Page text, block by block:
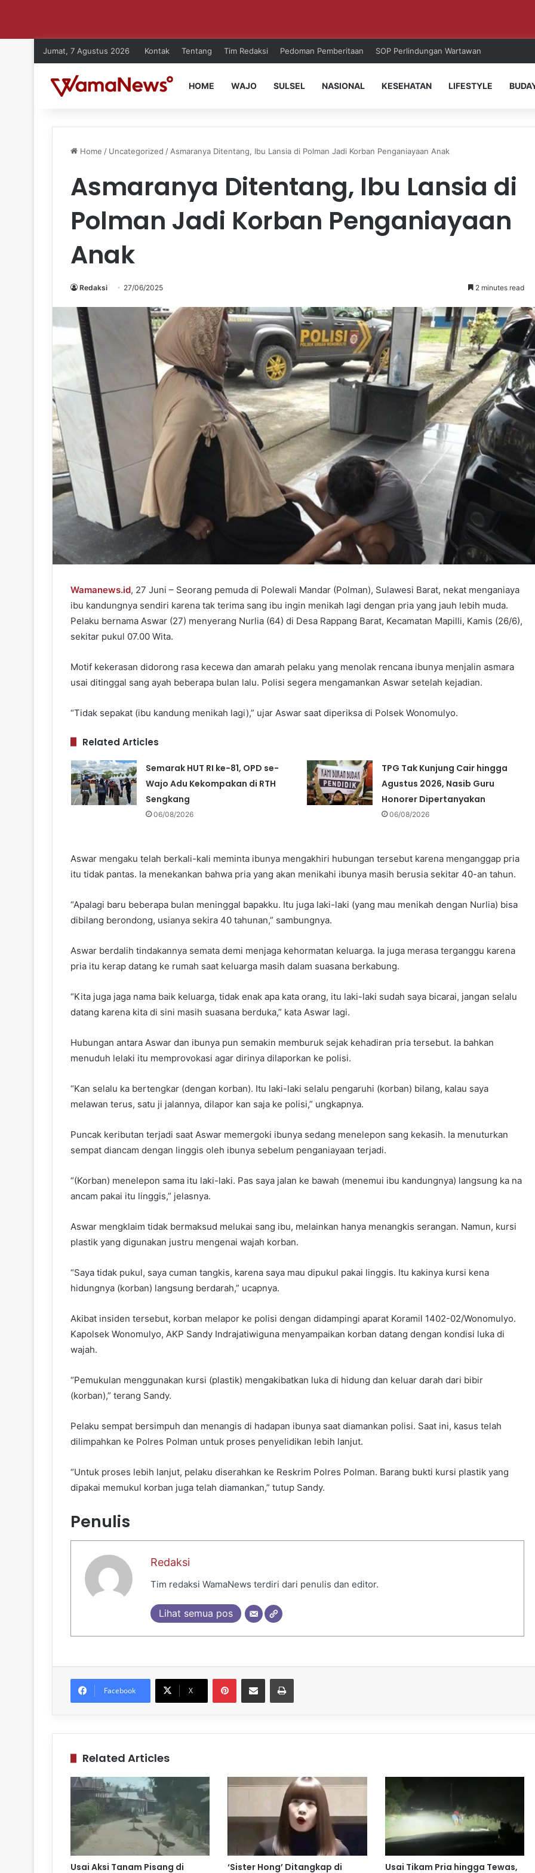
Jumat, 7 Agustus 2026 Kontak Tentang Tim Redaksi Pedoman Pemberitaan SOP Perlindungan Wartawan
HOME WAJO SULSEL NASIONAL KESEHATAN LIFESTYLE
Home / Uncategorized / Asmaranya Ditentang, Ibu Lansia di Polman Jadi Korban Penganiayaan Anak
Asmaranya Ditentang, Ibu Lansia di
Polman Jadi Korban Penganiayaan
Anak
Redaksi 27/06/2025 2 minutes read
Wamanews.id, 27 Juni – Seorang pemuda di Polewali Mandar (Polman), Sulawesi Barat, nekat menganiaya
ibu kandungnya sendiri karena tak terima sang ibu ingin menikah lagi dengan pria yang jauh lebih muda.
Pelaku bernama Aswar (27) menyerang Nurlia (64) di Desa Rappang Barat, Kecamatan Mapilli, Kamis (26/6),
sekitar pukul 07.00 Wita.
Motif kekerasan didorong rasa kecewa dan amarah pelaku yang menolak rencana ibunya menjalin asmara
usai ditinggal sang ayah beberapa bulan lalu. Polisi segera mengamankan Aswar setelah kejadian.
“Tidak sepakat (ibu kandung menikah lagi),” ujar Aswar saat diperiksa di Polsek Wonomulyo.
Related Articles
Semarak HUT RI ke-81, OPD se-
Wajo Adu Kekompakan di RTH
Sengkang
06/08/2026
TPG Tak Kunjung Cair hingga
Agustus 2026, Nasib Guru
Honorer Dipertanyakan
06/08/2026
Aswar mengaku telah berkali-kali meminta ibunya mengakhiri hubungan tersebut karena menganggap pria
itu tidak pantas. Ia menekankan bahwa pria yang akan menikahi ibunya masih berusia sekitar 40-an tahun.
“Apalagi baru beberapa bulan meninggal bapakku. Itu juga laki-laki (yang mau menikah dengan Nurlia) bisa
dibilang berondong, usianya sekira 40 tahunan,” sambungnya.
Aswar berdalih tindakannya semata demi menjaga kehormatan keluarga. Ia juga merasa terganggu karena
pria itu kerap datang ke rumah saat keluarga masih dalam suasana berkabung.
“Kita juga jaga nama baik keluarga, tidak enak apa kata orang, itu laki-laki sudah saya bicarai, jangan selalu
datang karena kita di sini masih suasana berduka,” kata Aswar lagi.
Hubungan antara Aswar dan ibunya pun semakin memburuk sejak kehadiran pria tersebut. Ia bahkan
menuduh lelaki itu memprovokasi agar dirinya dilaporkan ke polisi.
“Kan selalu ka bertengkar (dengan korban). Itu laki-laki selalu pengaruhi (korban) bilang, kalau saya
melawan terus, satu ji jalannya, dilapor kan saja ke polisi,” ungkapnya.
Puncak keributan terjadi saat Aswar memergoki ibunya sedang menelepon sang kekasih. Ia menuturkan
sempat diancam dengan linggis oleh ibunya sebelum penganiayaan terjadi.
“(Korban) menelepon sama itu laki-laki. Pas saya jalan ke bawah (menemui ibu kandungnya) langsung ka na
ancam pakai itu linggis,” jelasnya.
Aswar mengklaim tidak bermaksud melukai sang ibu, melainkan hanya menangkis serangan. Namun, kursi
plastik yang digunakan justru mengenai wajah korban.
“Saya tidak pukul, saya cuman tangkis, karena saya mau dipukul pakai linggis. Itu kakinya kursi kena
hidungnya (korban) langsung berdarah,” ucapnya.
Akibat insiden tersebut, korban melapor ke polisi dengan didampingi aparat Koramil 1402-02/Wonomulyo.
Kapolsek Wonomulyo, AKP Sandy Indrajatiwiguna menyampaikan korban datang dengan kondisi luka di
wajah.
“Pemukulan menggunakan kursi (plastik) mengakibatkan luka di hidung dan keluar darah dari bibir
(korban),” terang Sandy.
Pelaku sempat bersimpuh dan menangis di hadapan ibunya saat diamankan polisi. Saat ini, kasus telah
dilimpahkan ke Polres Polman untuk proses penyelidikan lebih lanjut.
“Untuk proses lebih lanjut, pelaku diserahkan ke Reskrim Polres Polman. Barang bukti kursi plastik yang
dipakai memukul korban juga telah diamankan,” tutup Sandy.
Penulis
Redaksi
Tim redaksi WamaNews terdiri dari penulis dan editor.
Lihat semua pos
Facebook X
PinterestShare via Email Print
Related Articles
Usai Aksi Tanam Pisang di
‘Sister Hong’ Ditangkap di
Usai Tikam Pria hingga Tewas,